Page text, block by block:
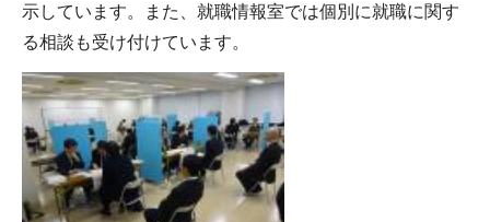
示しています。また、就職情報室では個別に就職に関す
る相談も受け付けています。